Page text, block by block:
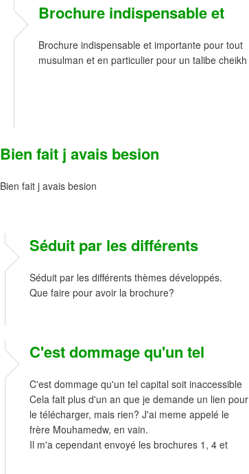
Brochure indispensable et
Brochure indispensable et importante pour tout
musulman et en particulier pour un talibe cheikh
Bien fait j avais besion
Bien fait j avais besion
Séduit par les différents
Séduit par les différents thèmes développés.
Que faire pour avoir la brochure?
C'est dommage qu'un tel
C'est dommage qu'un tel capital soit inaccessible
Cela fait plus d'un an que je demande un lien pour
le télécharger, mais rien? J'ai meme appelé le
frère Mouhamedw, en vain.
Il m'a cependant envoyé les brochures 1, 4 et